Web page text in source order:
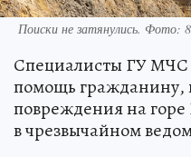
Поиски не затянулись. Фото:
Специалисты ГУ
помощь гражданину,
повреждения на
в чрезвычайном